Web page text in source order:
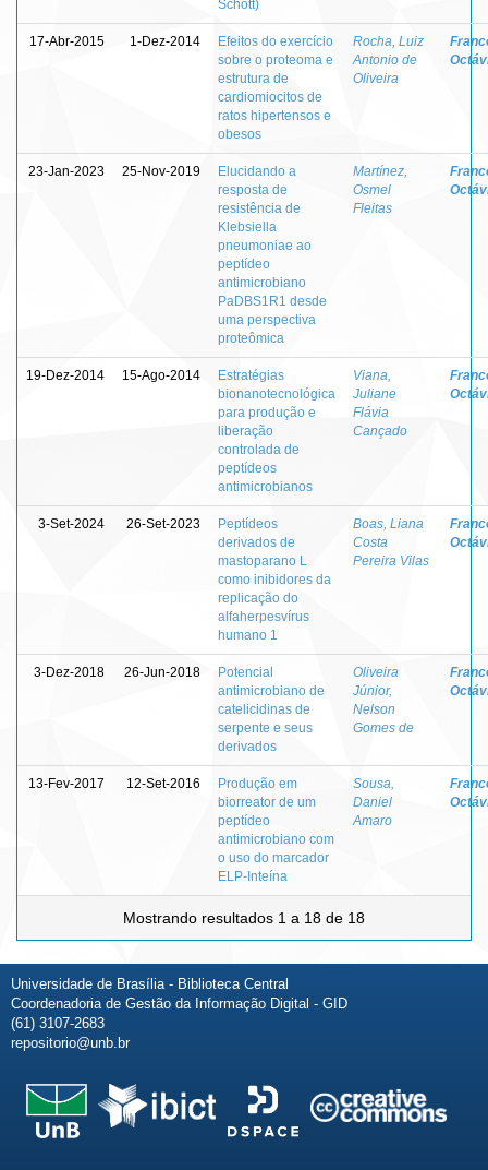
Schott)
17-Abr-2015 1-Dez-2014
Efeitos do exercício
sobre o proteoma e
estrutura de
cardiomiocitos de
ratos hipertensos e
obesos
Rocha, Luiz
Antonio de
Oliveira
23-Jan-2023 25-Nov-2019
Elucidando a
resposta de
resistência de
Klebsiella
pneumoniae ao
peptídeo
antimicrobiano
PaDBS1R1 desde
uma perspectiva
proteômica
Martínez,
Osmel
Fleitas
19-Dez-2014 15-Ago-2014
Estratégias
bionanotecnológica
para produção e
liberação
controlada de
peptídeos
antimicrobianos
Viana,
Juliane
Flávia
Cançado
3-Set-2024 26-Set-2023
Peptídeos
derivados de
mastoparano L
como inibidores da
replicação do
alfaherpesvírus
humano 1
Boas, Liana
Costa
Pereira Vilas
3-Dez-2018 26-Jun-2018
Potencial
antimicrobiano de
catelicidinas de
serpente e seus
derivados
Oliveira
Júnior,
Nelson
Gomes de
13-Fev-2017 12-Set-2016
Produção em
biorreator de um
peptídeo
antimicrobiano com
o uso do marcador
ELP-Inteína
Sousa,
Daniel
Amaro
Mostrando resultados 1 a 18 de 18
Universidade de Brasília - Biblioteca Central
Coordenadoria de Gestão da Informação Digital - GID
(61) 3107-2683
repositorio@unb.br